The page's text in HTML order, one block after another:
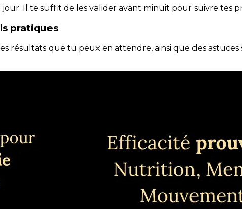
Il te suffit de les valider avant minuit pour suivre tes
pratiques
résultats que tu peux en attendre, ainsi que des